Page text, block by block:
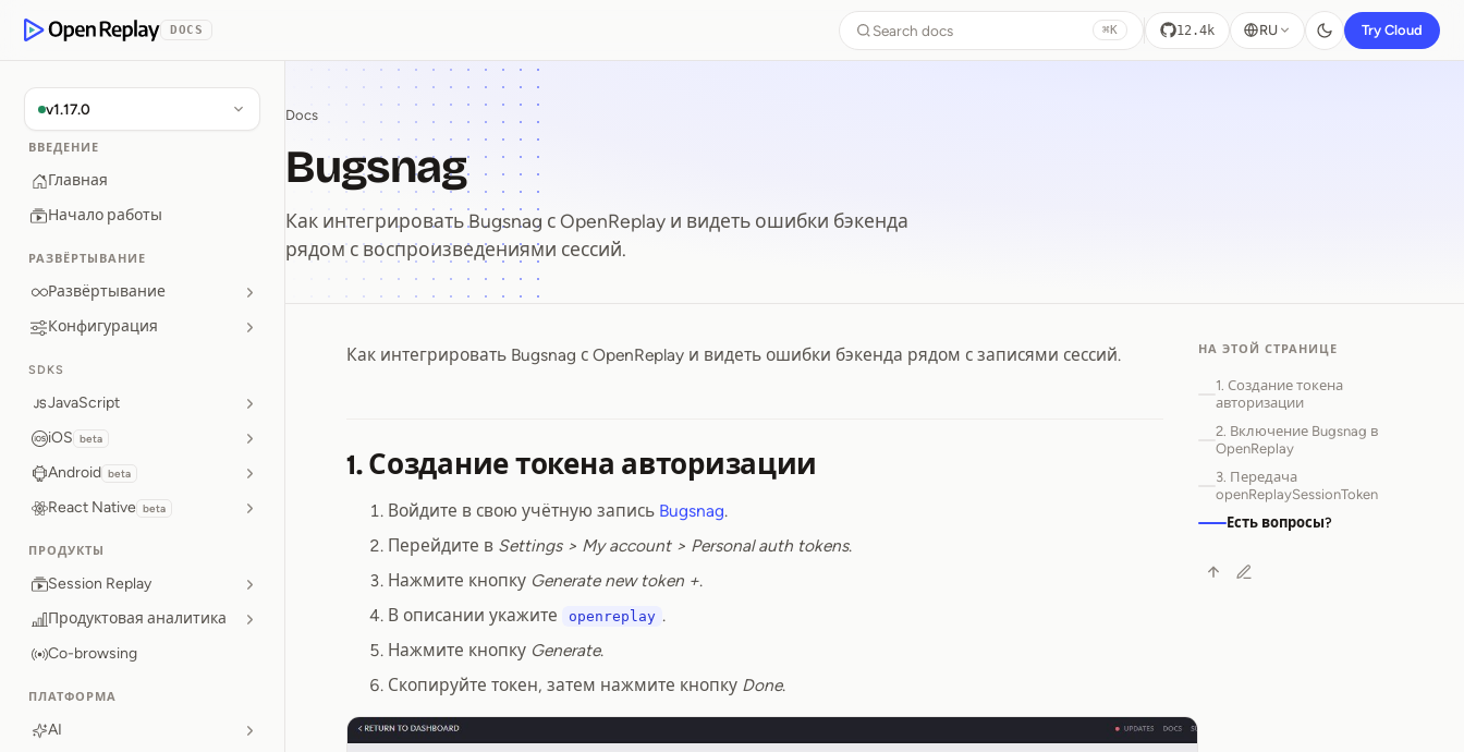
OpenReplay
DOCS Search docs ⌘K 12.4k RU Try Cloud
v1.17.0
ВВЕДЕНИЕ
Главная
Начало работы
РАЗВЁРТЫВАНИЕ
Развёртывание
Конфигурация
SDKS
JavaScript
iOS beta
Android beta
React Native beta
ПРОДУКТЫ
Session Replay
Продуктовая аналитика
Co-browsing
ПЛАТФОРМА
AI
Docs
Bugsnag
Как интегрировать Bugsnag с OpenReplay и видеть ошибки бэкенда
рядом с воспроизведениями сессий.
Bugsnag
Как интегрировать Bugsnag с OpenReplay и видеть ошибки бэкенда рядом с записями сессий.
1. Создание токена авторизации
Войдите в свою учётную запись Bugsnag.
Перейдите в Settings > My account > Personal auth tokens.
Нажмите кнопку Generate new token +.
В описании укажите
openreplay .
Нажмите кнопку Generate.
Скопируйте токен, затем нажмите кнопку Done.
НА ЭТОЙ СТРАНИЦЕ
1. Создание токена
авторизации
2. Включение Bugsnag в
OpenReplay
3. Передача
openReplaySessionToken
Есть вопросы?